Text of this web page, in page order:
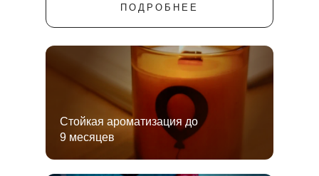
ПОДРОБНЕЕ
Стойкая ароматизация до
9 месяцев